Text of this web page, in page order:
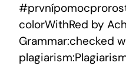
colorWithRed by
Grammar:checked